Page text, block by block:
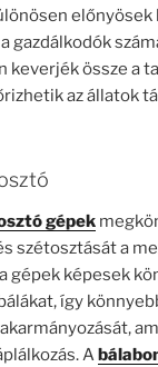
előnyösek
gazdálkodók
keverjék össze a
az állatok
gépek
szétosztását a
gépek képesek
így
A